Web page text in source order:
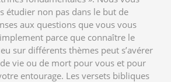
étudier non pas dans le but de
aux questions que vous vous
parce que connaître le
sur différents thèmes peut s’avérer
vie ou de mort pour vous et pour
entourage. Les versets bibliques